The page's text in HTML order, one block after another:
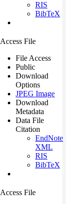
RIS
BibTeX
Access File
File Access
Public
Download
Options
JPEG Image
Download
Metadata
Data File
Citation
EndNote
XML
RIS
BibTeX
Access File